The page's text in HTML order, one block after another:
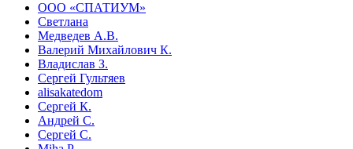
ООО «СПАТИУМ»
Светлана
Медведев А.В.
Валерий Михайлович К.
Владислав З.
Сергей Гультяев
alisakatedom
Сергей К.
Андрей С.
Сергей С.